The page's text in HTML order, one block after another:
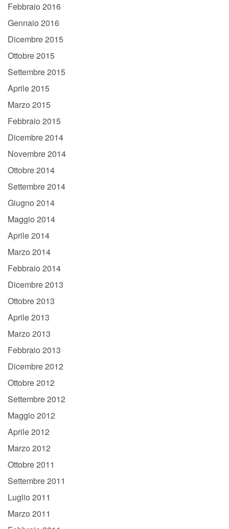
Febbraio 2016
Gennaio 2016
Dicembre 2015
Ottobre 2015
Settembre 2015
Aprile 2015
Marzo 2015
Febbraio 2015
Dicembre 2014
Novembre 2014
Ottobre 2014
Settembre 2014
Giugno 2014
Maggio 2014
Aprile 2014
Marzo 2014
Febbraio 2014
Dicembre 2013
Ottobre 2013
Aprile 2013
Marzo 2013
Febbraio 2013
Dicembre 2012
Ottobre 2012
Settembre 2012
Maggio 2012
Aprile 2012
Marzo 2012
Ottobre 2011
Settembre 2011
Luglio 2011
Marzo 2011